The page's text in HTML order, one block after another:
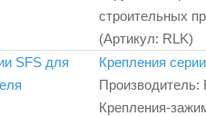
строительных
(Артикул: RLK)
Крепления
Производитель:
Крепления-